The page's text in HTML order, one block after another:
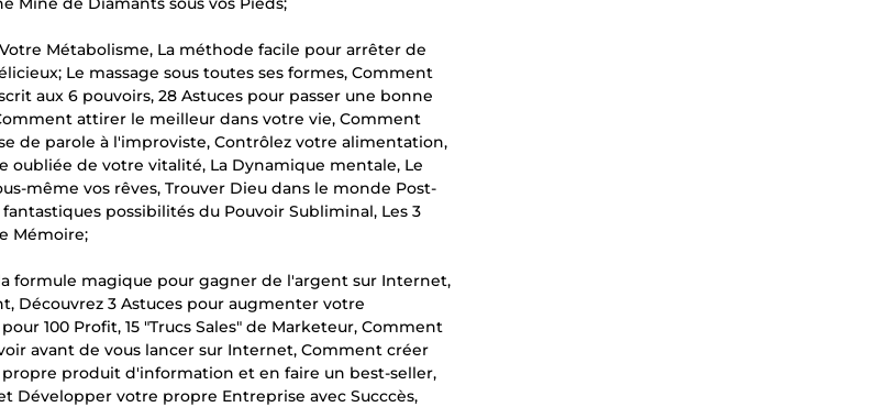
Métabolisme, La méthode facile pour arrêter de
Le massage sous toutes ses formes, Comment
aux 6 pouvoirs, 28 Astuces pour passer une bonne
attirer le meilleur dans votre vie, Comment
de parole à l'improviste, Contrôlez votre alimentation,
oubliée de votre vitalité, La Dynamique mentale, Le
même vos rêves, Trouver Dieu dans le monde Post-
possibilités du Pouvoir Subliminal, Les 3
Mémoire;
formule magique pour gagner de l'argent sur Internet,
Découvrez 3 Astuces pour augmenter votre
100 Profit, 15 "Trucs Sales" de Marketeur, Comment
avant de vous lancer sur Internet, Comment créer
produit d'information et en faire un best-seller,
Développer votre propre Entreprise avec Succcès,